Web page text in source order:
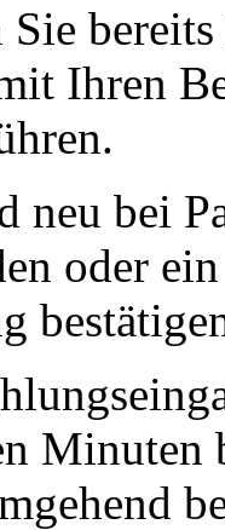
Sie
Ihren
neu bei
oder
Minuten